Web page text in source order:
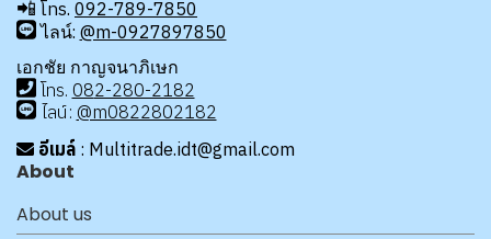
📲 โทร. 092-789-7850
ไลน์: @m-0927897850
เอกชัย กาญจนาภิเษก
โทร. 082-280-2182
ไลน์: @m0822802182
อีเมล์ : Multitrade.idt@gmail.com
About
About us